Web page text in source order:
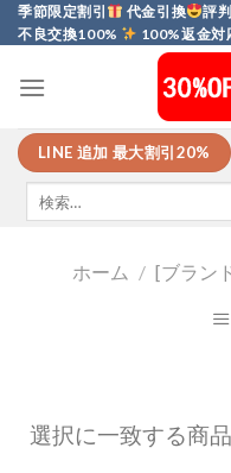
Skip
to
季節限定割引 代金引換 評
不良交換100%
100%返金対
LINE 追加 最大割引20%
ホーム / [ブラン
選択に一致する商